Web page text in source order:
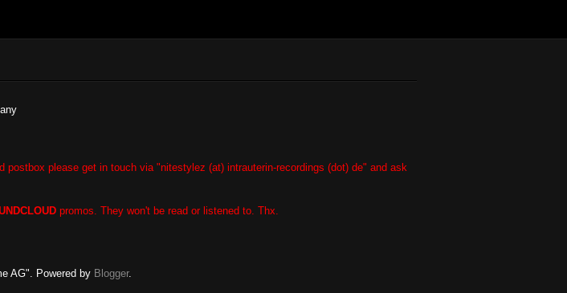
postbox please get in touch via "nitestylez (at) intrauterin-recordings (dot) de" and ask
promos. They won't be read or listened to. Thx.
AG". Powered by Blogger.